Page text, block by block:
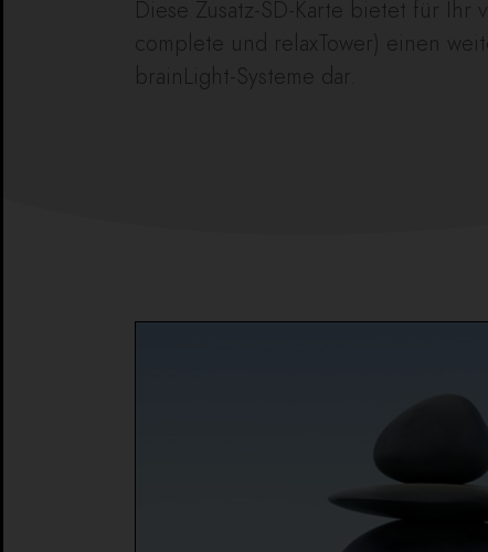
Diese Zusatz-SD-Karte bietet für Ihr
complete und relaxTower) einen
brainLight-Systeme dar.